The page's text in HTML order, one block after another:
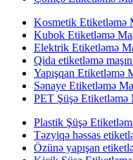
Kosmetik Etiketləmə
Kubok Etiketləmə
Elektrik Etiketləmə
Qida etiketləmə
Yapışqan Etiketləmə
Sənaye Etiketləmə
PET Şüşə Etiketləmə
Plastik Şüşə
Təzyiqə həssas
Özünə yapışan